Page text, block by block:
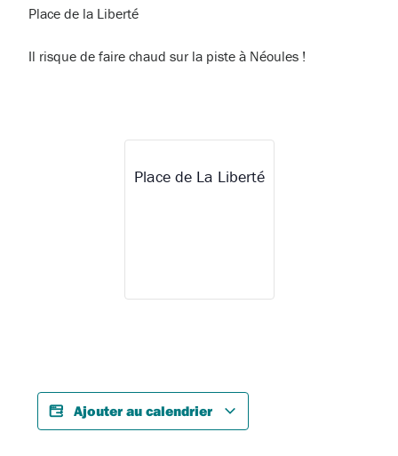
Place de la Liberté
Il risque de faire chaud sur la piste à Néoules !
Place de La Liberté
Ajouter au calendrier